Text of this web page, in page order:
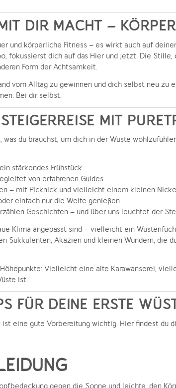
DIR MACHT –
und körperliche Fitness – es wirkt auch auf
fokussierst dich auf das Hier und Jetzt. Die Stille,
Form der Achtsamkeit.
vom Alltag zu gewinnen und dich selbst neu zu
Bei dir selbst.
MIT
was du brauchst, um dich in der Wüste
stärkendes Frühstück
von erfahrenen Guides
– mit Picknick und vielleicht einem kleinen
einfach nur die Weite genießen
Geschichten – und über uns leuchtet der
Klima angepasst sind – vielleicht ein
Sukkulenten, Akazien und kleinen Wundern, die
Vielleicht eine alte Karawanserei,
ist.
FÜR DEINE ERSTE
eine gute Vorbereitung wichtig. Hier findest du
gegen die Sonne und leichte, den